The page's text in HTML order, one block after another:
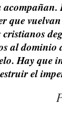
que
al dominio
Hay que
el